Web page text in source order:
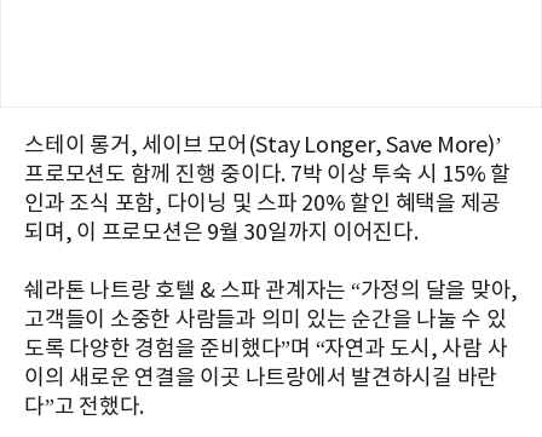
스테이 롱거, 세이브 모어(Stay Longer, Save More)’
프로모션도 함께 진행 중이다. 7박 이상 투숙 시 15% 할
인과 조식 포함, 다이닝 및 스파 20% 할인 혜택을 제공
되며, 이 프로모션은 9월 30일까지 이어진다.
쉐라톤 나트랑 호텔 & 스파 관계자는 “가정의 달을 맞아,
고객들이 소중한 사람들과 의미 있는 순간을 나눌 수 있
도록 다양한 경험을 준비했다”며 “자연과 도시, 사람 사
이의 새로운 연결을 이곳 나트랑에서 발견하시길 바란
다”고 전했다.